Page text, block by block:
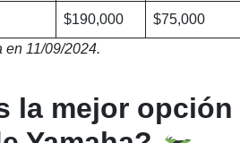
$190,000 $75,000
en 11/09/2024.
la mejor